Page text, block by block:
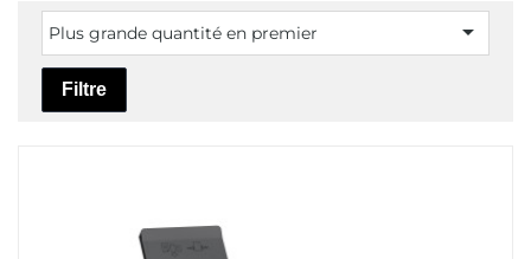
Plus grande quantité en premier 
Filtre